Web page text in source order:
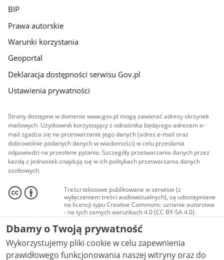
BIP
Prawa autorskie
Warunki korzystania
Geoportal
Deklaracja dostępności serwisu Gov.pl
Ustawienia prywatności
Strony dostępne w domenie www.gov.pl mogą zawierać adresy skrzynek
mailowych. Użytkownik korzystający z odnośnika będącego adresem e-
mail zgadza się na przetwarzanie jego danych (adres e-mail oraz
dobrowolnie podanych danych w wiadomości) w celu przesłania
odpowiedzi na przesłane pytania. Szczegóły przetwarzania danych przez
każdą z jednostek znajdują się w ich politykach przetwarzania danych
osobowych.
Treści tekstowe publikowane w serwisie (z
wyłączeniem treści audiowizualnych), są udostępniane
na licencji typu Creative Commons: uznanie autorstwa
- na tych samych warunkach 4.0 (CC BY-SA 4.0).
Materiały audiowizualne, w tym zdjęcia, materiały
audio i wideo, są udostępniane na licencji typu
Creative Commons: uznanie autorstwa użycie
niekomercyjne - bez utworów zależnych 4.0 (CC BY-
NC-ND 4.0), o ile nie jest to stwierdzone inaczej.
Dbamy o Twoją prywatność
Wykorzystujemy pliki cookie w celu zapewnienia
prawidłowego funkcjonowania naszej witryny oraz do